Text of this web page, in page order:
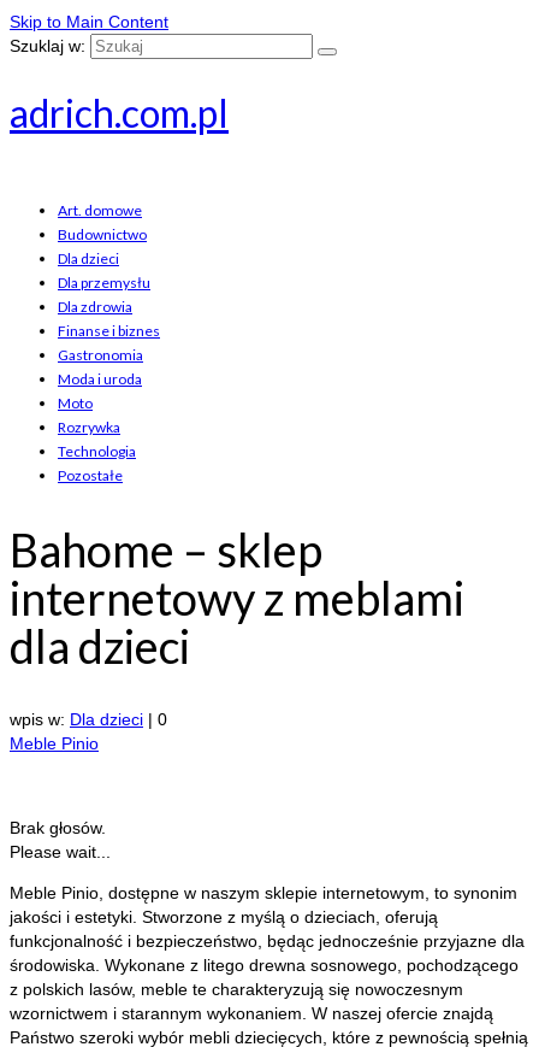
Skip to Main Content
Szuklaj w:
adrich.com.pl
Art. domowe
Budownictwo
Dla dzieci
Dla przemysłu
Dla zdrowia
Finanse i biznes
Gastronomia
Moda i uroda
Moto
Rozrywka
Technologia
Pozostałe
Bahome – sklep
internetowy z meblami
dla dzieci
wpis w: Dla dzieci | 0
Meble Pinio
Brak głosów.
Please wait...
Meble Pinio, dostępne w naszym sklepie internetowym, to synonim
jakości i estetyki. Stworzone z myślą o dzieciach, oferują
funkcjonalność i bezpieczeństwo, będąc jednocześnie przyjazne dla
środowiska. Wykonane z litego drewna sosnowego, pochodzącego
z polskich lasów, meble te charakteryzują się nowoczesnym
wzornictwem i starannym wykonaniem. W naszej ofercie znajdą
Państwo szeroki wybór mebli dziecięcych, które z pewnością spełnią